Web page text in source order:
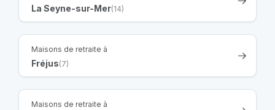
La Seyne-sur-Mer(14)
Maisons de retraite à
Fréjus(7)
Maisons de retraite à